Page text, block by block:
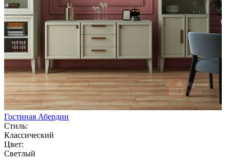
Гостиная Абердин
Стиль:
Классический
Цвет:
Светлый